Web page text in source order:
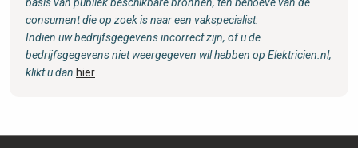
consument die op zoek is naar een vakspecialist.
Indien uw bedrijfsgegevens incorrect zijn, of u de
bedrijfsgegevens niet weergegeven wil hebben op Elektricien.nl,
klikt u dan hier